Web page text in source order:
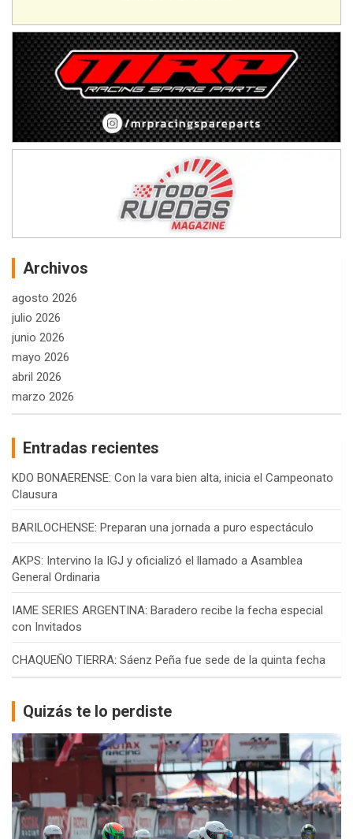
Archivos
agosto 2026
julio 2026
junio 2026
mayo 2026
abril 2026
marzo 2026
Entradas recientes
KDO BONAERENSE: Con la vara bien alta, inicia el Campeonato
Clausura
BARILOCHENSE: Preparan una jornada a puro espectáculo
AKPS: Intervino la IGJ y oficializó el llamado a Asamblea
General Ordinaria
IAME SERIES ARGENTINA: Baradero recibe la fecha especial
con Invitados
CHAQUEÑO TIERRA: Sáenz Peña fue sede de la quinta fecha
Quizás te lo perdiste